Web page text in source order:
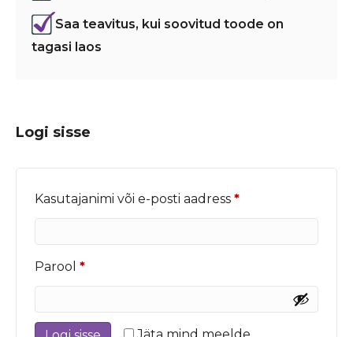
Saa teavitus, kui soovitud toode on
tagasi laos
Logi sisse
Kasutajanimi või e-posti aadress *Nõutud
Parool *Nõutud